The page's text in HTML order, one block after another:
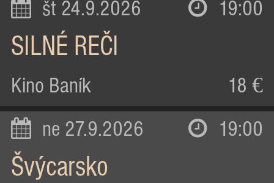
št 24.9.2026 19:00
SILNÉ REČI
Kino Baník 18 €
ne 27.9.2026 19:00
Švýcarsko